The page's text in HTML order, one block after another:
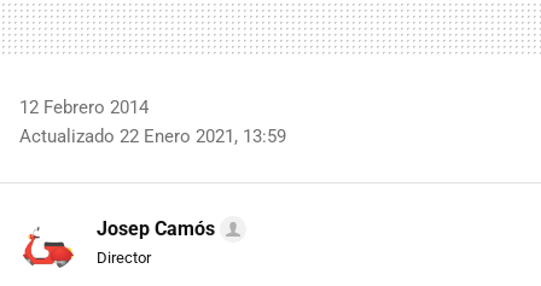
12 Febrero 2014
Actualizado 22 Enero 2021, 13:59
Josep Camós
Director